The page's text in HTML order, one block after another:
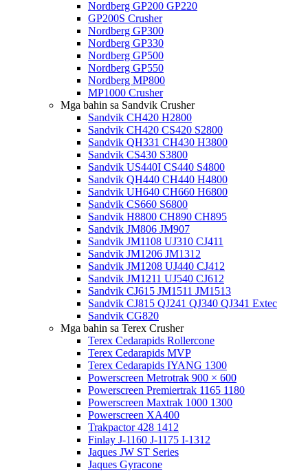
Nordberg GP200 GP220
GP200S Crusher
Nordberg GP300
Nordberg GP330
Nordberg GP500
Nordberg GP550
Nordberg MP800
MP1000 Crusher
Mga bahin sa Sandvik Crusher
Sandvik CH420 H2800
Sandvik CH420 CS420 S2800
Sandvik QH331 CH430 H3800
Sandvik CS430 S3800
Sandvik US440I CS440 S4800
Sandvik QH440 CH440 H4800
Sandvik UH640 CH660 H6800
Sandvik CS660 S6800
Sandvik H8800 CH890 CH895
Sandvik JM806 JM907
Sandvik JM1108 UJ310 CJ411
Sandvik JM1206 JM1312
Sandvik JM1208 UJ440 CJ412
Sandvik JM1211 UJ540 CJ612
Sandvik CJ615 JM1511 JM1513
Sandvik CJ815 QJ241 QJ340 QJ341 Extec
Sandvik CG820
Mga bahin sa Terex Crusher
Terex Cedarapids Rollercone
Terex Cedarapids MVP
Terex Cedarapids IYANG 1300
Powerscreen Metrotrak 900 × 600
Powerscreen Premiertrak 1165 1180
Powerscreen Maxtrak 1000 1300
Powerscreen XA400
Trakpactor 428 1412
Finlay J-1160 J-1175 I-1312
Jaques JW ST Series
Jaques Gyracone